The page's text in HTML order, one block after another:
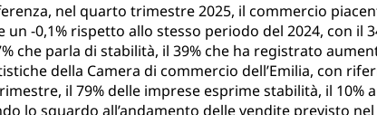
nel quarto trimestre 2025, il commercio
-0,1% rispetto allo stesso periodo del 2024, con il
che parla di stabilità, il 39% che ha registrato
della Camera di commercio dell’Emilia, con
il 79% delle imprese esprime stabilità, il 10%
lo sguardo all’andamento delle vendite previsto